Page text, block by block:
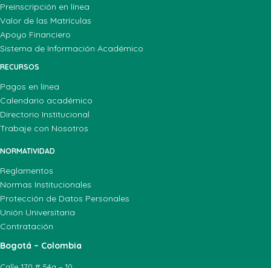
Preinscripción en línea
Valor de las Matrículas
Apoyo Financiero
Sistema de Información Académico
RECURSOS
Pagos en línea
Calendario académico
Directorio Institucional
Trabaje con Nosotros
NORMATIVIDAD
Reglamentos
Normas Institucionales
Protección de Datos Personales
Unión Universitaria
Contratación
Bogotá – Colombia